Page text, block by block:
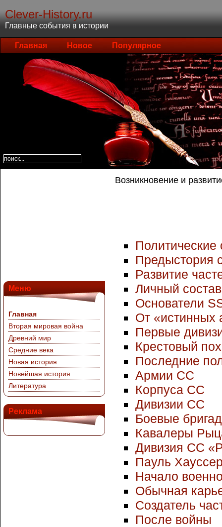
Clever-History.ru
Главные события в истории
Главная Новое Популярное
Меню
Главная
Вторая мировая война
Древний мир
Средние века
Новая история
Новейшая история
Литература
Реклама
Возникновение и
Предыстория
Развитие
Личный состав
Основатели
От «истинных
Первые
Крестовый
Последние
Армии СС
Корпуса СС
Дивизии СС
Боевые
Кавалеры
Дивизия СС
Пауль
Начало
Обычная
Создатель
После войны